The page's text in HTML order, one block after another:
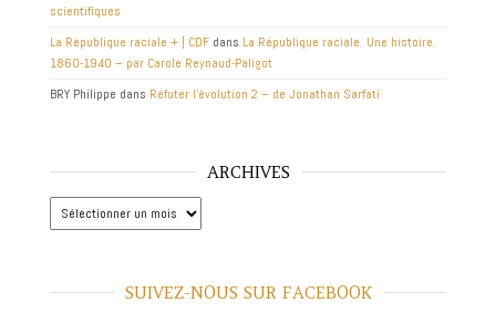
scientifiques
La République raciale + | CDF dans La République raciale. Une histoire.
1860-1940 – par Carole Reynaud-Paligot
BRY Philippe dans Réfuter l’évolution 2 – de Jonathan Sarfati
ARCHIVES
Archives
SUIVEZ-NOUS SUR FACEBOOK